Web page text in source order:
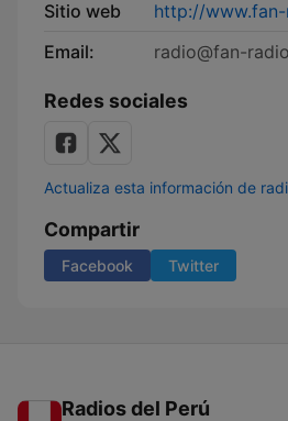
Sitio web
http://
Email:
radio@fan-
Redes sociales
Actualiza esta información de
Compartir
Facebook Twitter
Radios del Perú